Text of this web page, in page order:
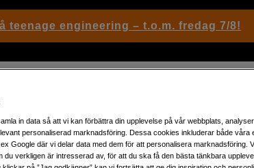
Artikelnummer: 1061299
Optimera färg och ljus vid
teenage engineering – t.o.m. fredag 7/8!
in data så att vi kan förbättra din upplevelse på vår webbplats,
personaliserad marknadsföring. Dessa cookies inkluderar både våra
Google där vi delar data med dem för att personalisera marknadsföring.
du verkligen är intresserad av, för att du ska få den bästa tänkbara